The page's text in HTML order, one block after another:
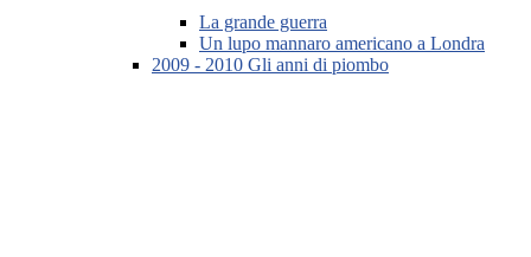
La grande guerra
Un lupo mannaro americano a Londra
2009 - 2010 Gli anni di piombo